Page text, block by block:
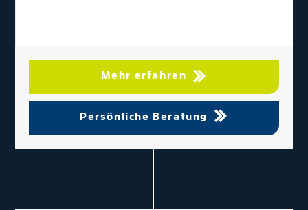
Mehr erfahren
Persönliche Beratung